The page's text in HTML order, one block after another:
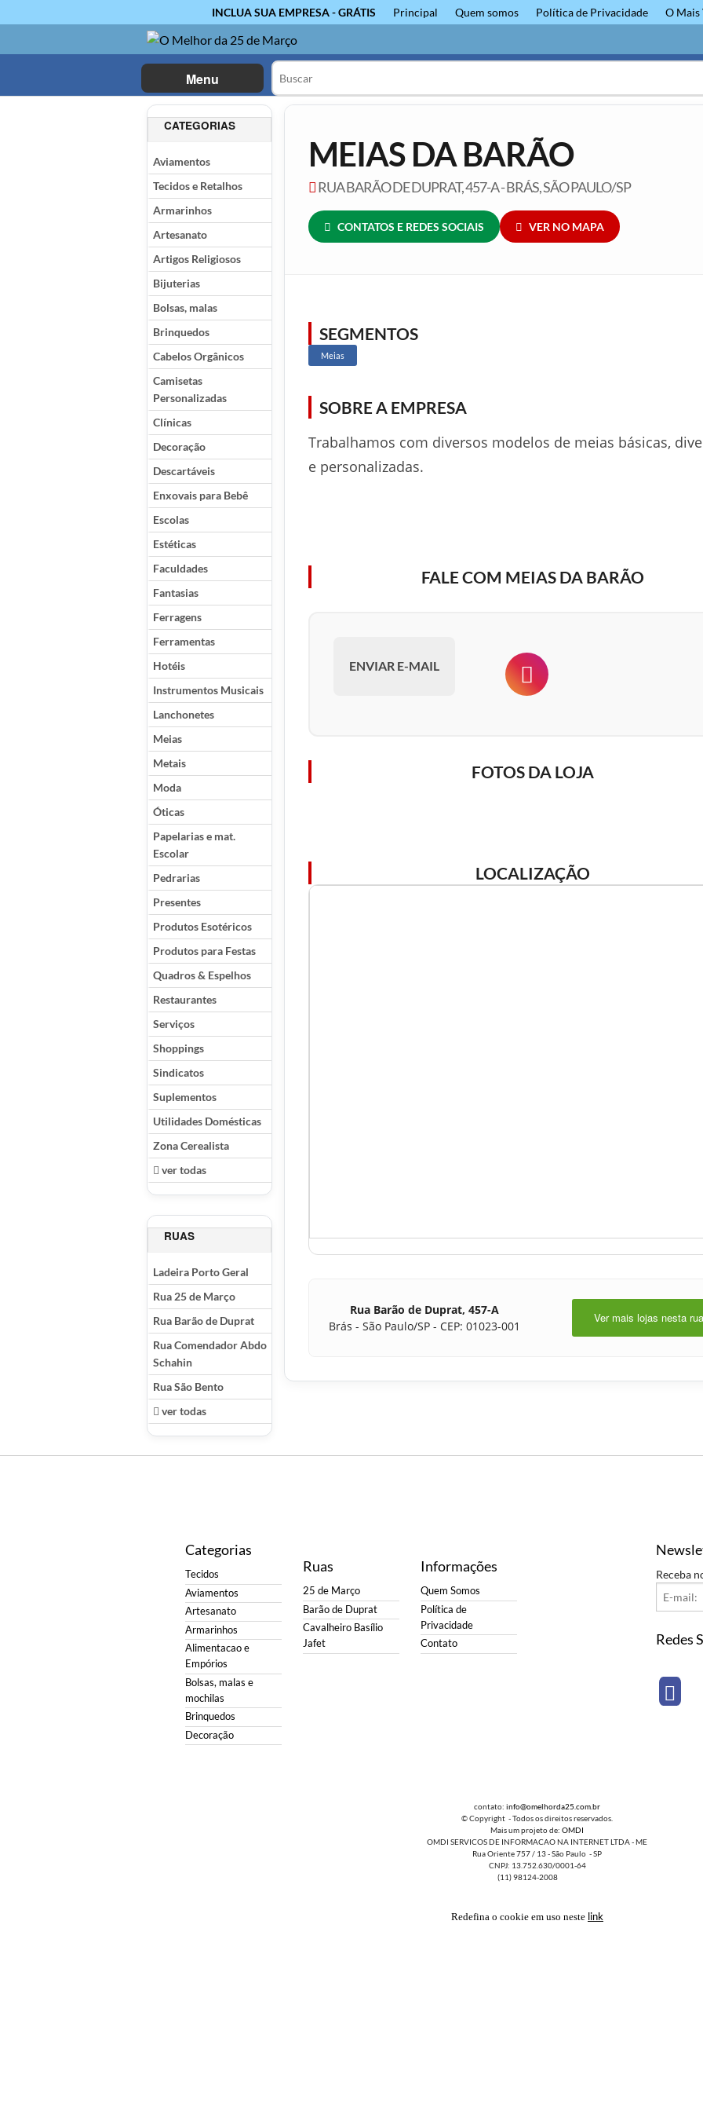
INCLUA SUA EMPRESA - GRÁTIS Principal Quem somos Política de Privacidade O Mais
Menu
CATEGORIAS
Aviamentos
Tecidos e Retalhos
Armarinhos
Artesanato
Artigos Religiosos
Bijuterias
Bolsas, malas
Brinquedos
Cabelos Orgânicos
Camisetas
Personalizadas
Clínicas
Decoração
Descartáveis
Enxovais para Bebê
Escolas
Estéticas
Faculdades
Fantasias
Ferragens
Ferramentas
Hotéis
Instrumentos Musicais
Lanchonetes
Meias
Metais
Moda
Óticas
Papelarias e mat.
Escolar
Pedrarias
Presentes
Produtos Esotéricos
Produtos para Festas
Quadros & Espelhos
Restaurantes
Serviços
Shoppings
Sindicatos
Suplementos
Utilidades Domésticas
Zona Cerealista
ver todas
RUAS
Ladeira Porto Geral
Rua 25 de Março
Rua Barão de Duprat
Rua Comendador Abdo
Schahin
Rua São Bento
ver todas
MEIAS DA BARÃO
RUA BARÃO DE DUPRAT, 457-A - BRÁS, SÃO PAULO/SP
CONTATOS E REDES SOCIAIS VER NO MAPA
SEGMENTOS
Meias
SOBRE A EMPRESA
Trabalhamos com diversos modelos de meias básicas,
e personalizadas.
FALE COM MEIAS DA BARÃO
ENVIAR E-MAIL
FOTOS DA LOJA
LOCALIZAÇÃO
Rua Barão de Duprat, 457-A
Brás - São Paulo/SP - CEP: 01023-001
Ver mais lojas nesta rua
Categorias
Tecidos
Aviamentos
Artesanato
Armarinhos
Alimentacao e
Empórios
Bolsas, malas e
mochilas
Brinquedos
Decoração
Ruas
25 de Março
Barão de Duprat
Cavalheiro Basílio
Jafet
Informações
Quem Somos
Política de
Privacidade
Contato
Receba
Redes
contato: info@omelhorda25.com.br
© Copyright - Todos os direitos reservados.
Mais um projeto de: OMDI
OMDI SERVICOS DE INFORMACAO NA INTERNET LTDA - ME
Rua Oriente 757 / 13 - São Paulo - SP
CNPJ: 13.752.630/0001-64
(11) 98124-2008
Redefina o cookie em uso neste link